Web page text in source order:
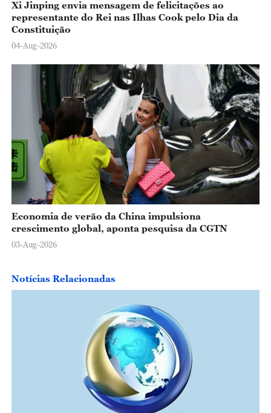
Xi Jinping envia mensagem de felicitações ao
representante do Rei nas Ilhas Cook pelo Dia da
Constituição
04-Aug-2026
Economia de verão da China impulsiona
crescimento global, aponta pesquisa da CGTN
03-Aug-2026
Notícias Relacionadas